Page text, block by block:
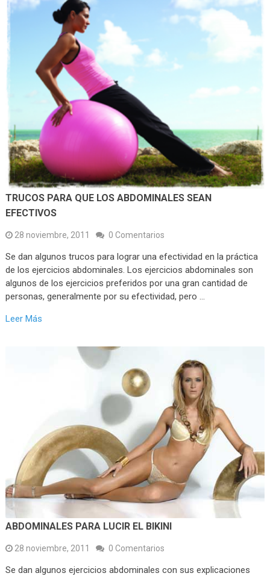
TRUCOS PARA QUE LOS ABDOMINALES SEAN
EFECTIVOS
28 noviembre, 2011 0 Comentarios
Se dan algunos trucos para lograr una efectividad en la práctica
de los ejercicios abdominales. Los ejercicios abdominales son
algunos de los ejercicios preferidos por una gran cantidad de
personas, generalmente por su efectividad, pero …
Leer Más
ABDOMINALES PARA LUCIR EL BIKINI
28 noviembre, 2011 0 Comentarios
Se dan algunos ejercicios abdominales con sus explicaciones